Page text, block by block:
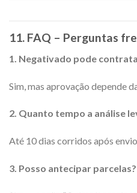
11. FAQ – Perguntas
1. Negativado pode
Sim, mas aprovação depende
2. Quanto tempo a análise
Até 10 dias corridos após
3. Posso antecipar parcelas?